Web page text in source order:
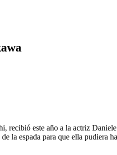
recibió este año a la actriz
la espada para que ella pudiera